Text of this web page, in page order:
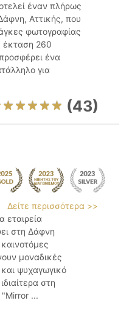
έναν πλήρως
Αττικής, που
φωτογραφίας
έκταση 260
ένα
για
(43)
Δείτε περισσότερα >>
εταιρεία
στη Δάφνη
μοναδικές
ψυχαγωγικό
στη
...